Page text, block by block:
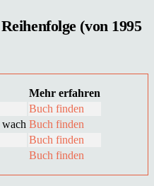
(von 1995
Mehr erfahren
Buch finden
Buch finden
Buch finden
Buch finden